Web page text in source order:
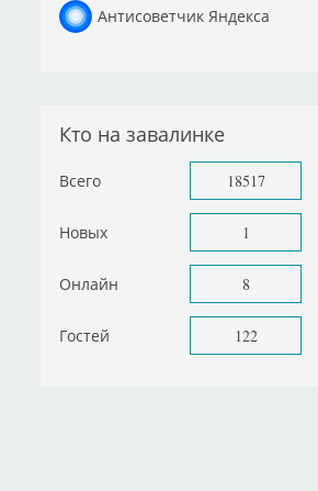
Антисоветчик Яндекса
Кто на завалинке
Всего 18517
Новых 1
Онлайн 8
Гостей 122